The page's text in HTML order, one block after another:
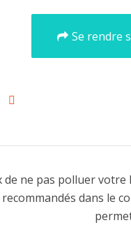
Se rendre
ne pas polluer
dans le